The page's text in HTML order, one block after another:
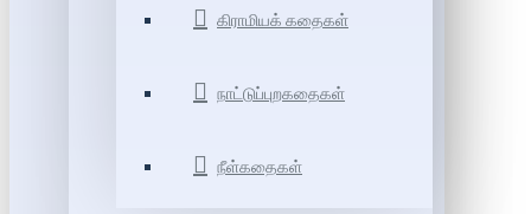
கிராமியக் கதைகள்
நாட்டுப்புறகதைகள்
நீள்கதைகள்